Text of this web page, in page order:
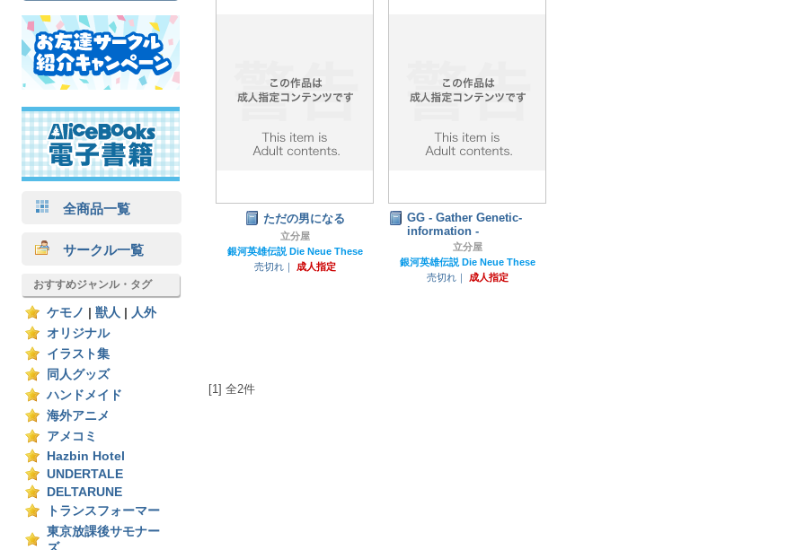
全商品一覧
サークル一覧
おすすめジャンル・タグ
ケモノ 獣人
人外
オリジナル
イラスト集
同人グッズ
ハンドメイド
海外アニメ
アメコミ
Hazbin Hotel
UNDERTALE
DELTARUNE
トランスフォーマー
東京放課後サモナー
ただの男になる
立分屋
銀河英雄伝説 Die Neue These
売切れ｜
成人指定
GG - Gather Genetic-
information -
立分屋
銀河英雄伝説 Die Neue These
売切れ｜
成人指定
[1] 全2件